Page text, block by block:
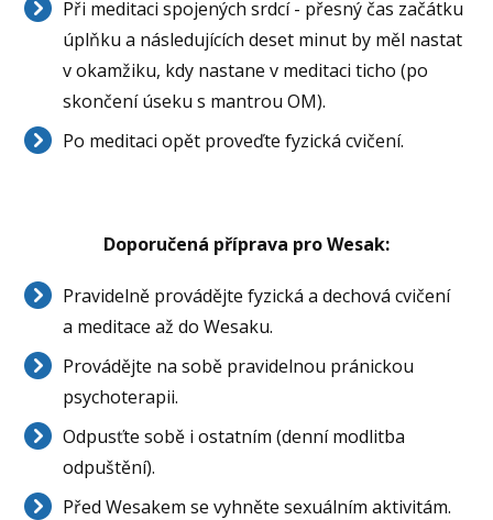
Při meditaci spojených srdcí - přesný čas začátku
úplňku a následujících deset minut by měl nastat
v okamžiku, kdy nastane v meditaci ticho (po
skončení úseku s mantrou OM).
Po meditaci opět proveďte fyzická cvičení.
Doporučená příprava pro Wesak:
Pravidelně provádějte fyzická a dechová cvičení
a meditace až do Wesaku.
Provádějte na sobě pravidelnou pránickou
psychoterapii.
Odpusťte sobě i ostatním (denní modlitba
odpuštění).
Před Wesakem se vyhněte sexuálním aktivitám.